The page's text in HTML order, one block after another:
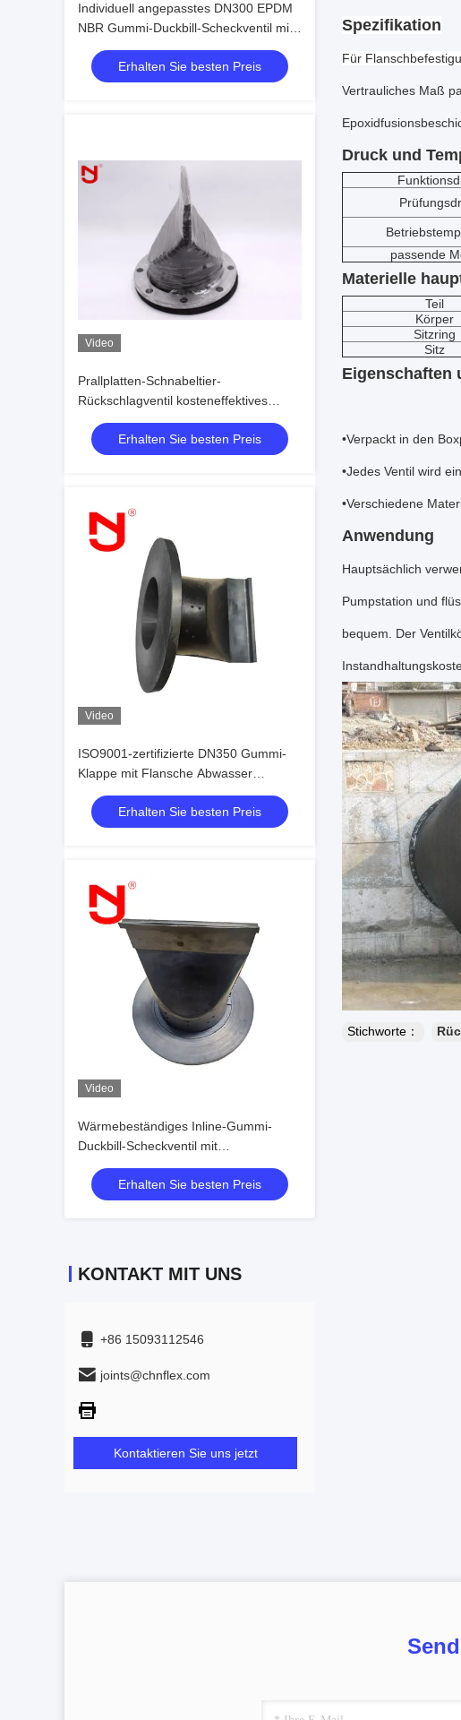
Individuell angepasstes DN300 EPDM
NBR Gummi-Duckbill-Scheckventil mit
20 Jahren Erfahrung für
Abwasseranwendungen
Erhalten Sie besten Preis
Video
Prallplatten-Schnabeltier-
Rückschlagventil kosteneffektives
Duckmouth formte für die Ableitung
des Abwassers
Erhalten Sie besten Preis
Video
ISO9001-zertifizierte DN350 Gummi-
Klappe mit Flansche Abwasser
Abwasser-Duckbill-Checkventil mit
18month Garantie und 20Years
'Erfahrung
Erhalten Sie besten Preis
Video
Wärmebeständiges Inline-Gummi-
Duckbill-Scheckventil mit
Druckbewertungen von 1,0 Mpa und
1,6 Mpa in Schwarz
Erhalten Sie besten Preis
KONTAKT MIT UNS
+86 15093112546
joints@chnflex.com
Kontaktieren Sie uns jetzt
Spezifikation
Für
Vertrauliches Maß
Druck und
passende
Materielle
Teil
Körper
Sitzring
Sitz
Eigenschaften
•Verpackt in den
•Jedes Ventil wird
•Verschiedene
Anwendung
Hauptsächlich
Pumpstation und
bequem. Der
Stichworte：